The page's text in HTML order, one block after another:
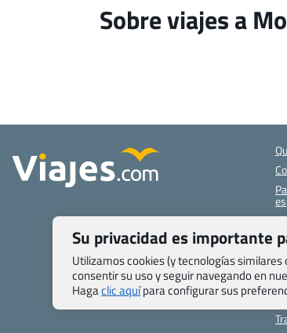
Sobre viajes a
Su privacidad es importante
Utilizamos cookies (y tecnologías
consentir su uso y seguir navegando en
Hagaclic aquípara configurar sus